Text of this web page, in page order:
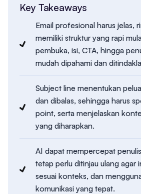
Key Takeaways
Email profesional harus jelas,
memiliki struktur yang rapi
pembuka, isi, CTA, hingga
mudah dipahami dan
Subject line menentukan
dan dibalas, sehingga harus
point, serta menjelaskan
yang diharapkan.
AI dapat mempercepat
tetap perlu ditinjau ulang agar
sesuai konteks, dan
komunikasi yang tepat.